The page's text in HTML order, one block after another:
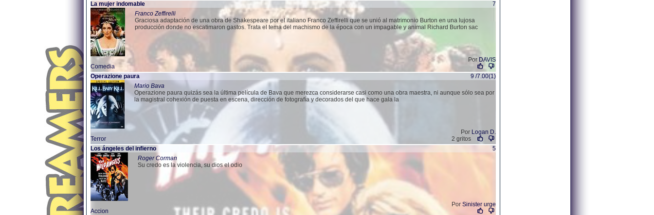
La mujer indomable
7
Franco Zeffirelli
Graciosa adaptación de una obra de Shakespeare por el italiano Franco Zeffirelli que se unió al matrimonio Burton en una lujosa
producción donde no escatimaron gastos. Trata el tema del machismo de la época con un impagable y animal Richard Burton sac
Por DAVIS
Comedia
Operazione paura
9 /7.00(1)
Mario Bava
Operazione paura quizás sea la última película de Bava que merezca considerarse casi como una obra maestra, ni aunque sólo sea por
la magistral cohexión de puesta en escena, dirección de fotografía y decorados del que hace gala la
Por Logan D.
Terror
2 gritos
Los ángeles del infierno
5
Roger Corman
Su credo es la violencia, su dios el odio
Por Sinister urge
Accion